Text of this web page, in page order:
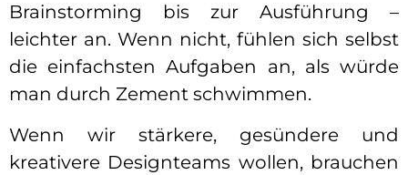
Brainstorming bis zur Ausführung –
leichter an. Wenn nicht, fühlen sich selbst
die einfachsten Aufgaben an, als würde
man durch Zement schwimmen.
Wenn wir stärkere, gesündere und
kreativere Designteams wollen, brauchen